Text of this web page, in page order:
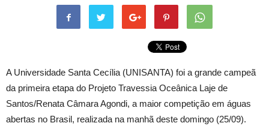
A Universidade Santa Cecília (UNISANTA) foi a grande campeã
da primeira etapa do Projeto Travessia Oceânica Laje de
Santos/Renata Câmara Agondi, a maior competição em águas
abertas no Brasil, realizada na manhã deste domingo (25/09).